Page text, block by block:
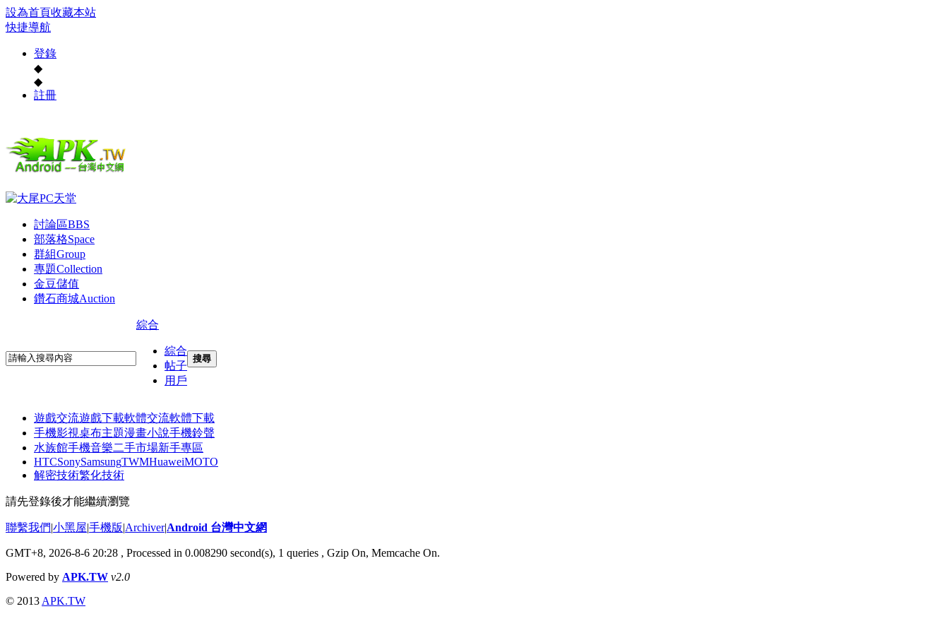
設為首頁收藏本站
快捷導航
登錄
◆
◆
註冊
討論區BBS
部落格Space
群組Group
專題Collection
金豆儲值
鑽石商城Auction
綜合
綜合
帖子
用戶
搜尋
遊戲交流遊戲下載軟體交流軟體下載
手機影視桌布主題漫畫小說手機鈴聲
水族館手機音樂二手市場新手專區
HTCSonySamsungTWMHuaweiMOTO
解密技術繁化技術
請先登錄後才能繼續瀏覽
聯繫我們|小黑屋|手機版|Archiver|Android 台灣中文網
GMT+8, 2026-8-6 20:28 , Processed in 0.008290 second(s), 1 queries , Gzip On, Memcache On.
Powered by APK.TW v2.0
© 2013 APK.TW